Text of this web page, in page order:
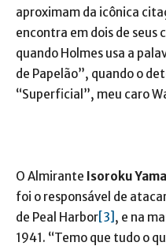
aproximam da icônica
encontra em dois de seus
quando Holmes usa a
de Papelão”, quando o
“Superficial”, meu caro
O Almirante Isoroku
foi o responsável de
de Peal Harbor[3] , e na
1941. “Temo que tudo o